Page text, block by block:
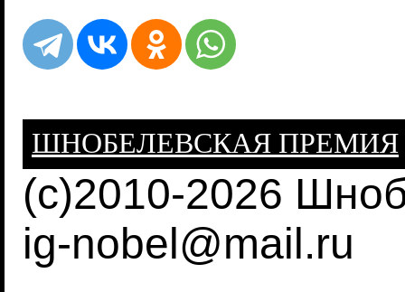
ШНОБЕЛЕВСКАЯ ПРЕМИЯ
(c)2010-2026
ig-nobel@mail.ru